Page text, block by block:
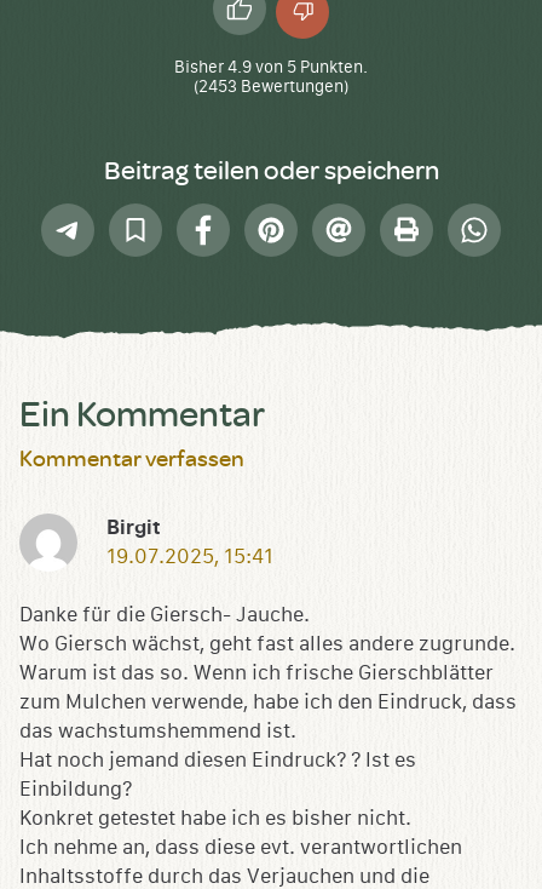
Daumen
hoch
Daumen
runter
Bisher4.9von 5 Punkten.
(2453 Bewertungen)
Beitrag teilen oder speichern
Telegram
In
Sammlung
FacebookPinterest
E-
Mail
Drucken
Ein Kommentar
Kommentar verfassen
Birgit
19.07.2025, 15:41
Danke für die Giersch- Jauche.
Wo Giersch wächst, geht fast alles andere zugrunde.
Warum ist das so. Wenn ich frische Gierschblätter
zum Mulchen verwende, habe ich den Eindruck, dass
das wachstumshemmend ist.
Hat noch jemand diesen Eindruck? ? Ist es
Einbildung?
Konkret getestet habe ich es bisher nicht.
Ich nehme an, dass diese evt. verantwortlichen
Inhaltsstoffe durch das Verjauchen und die